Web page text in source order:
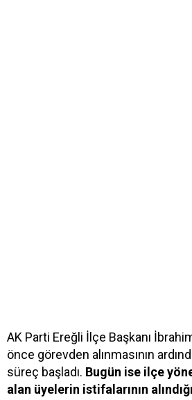
AK Parti Ereğli İlçe Başkanı
önce görevden alınmasının
süreç başladı. Bugün ise ilçe
alan üyelerin istifalarının